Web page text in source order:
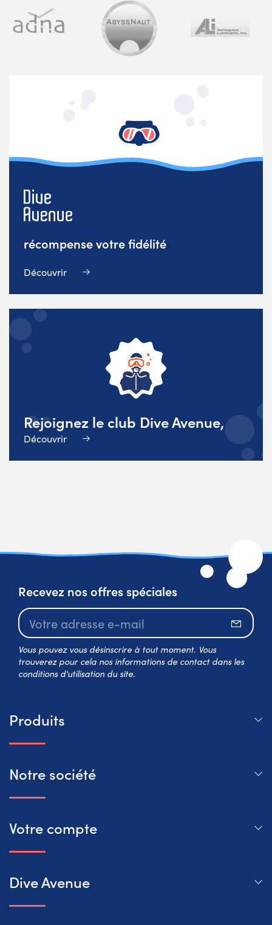
récompense votre fidélité
Découvrir
Rejoignez le club Dive Avenue,
Découvrir
Recevez nos offres spéciales
Vous pouvez vous désinscrire à tout moment. Vous
trouverez pour cela nos informations de contact dans les
conditions d'utilisation du site.
Produits
Notre société
Votre compte
Dive Avenue